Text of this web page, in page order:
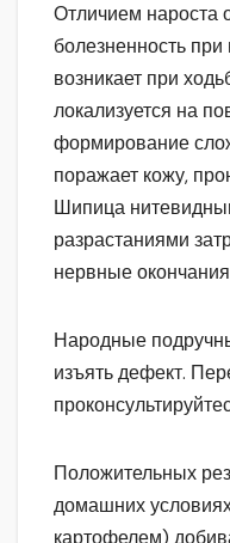
Отличием нароста
болезненность
возникает при
локализуется на
формирование
поражает кожу,
Шипица
разрастаниями
нервные
Народные
изъять дефект.
Положительных
домашних
картофелем)